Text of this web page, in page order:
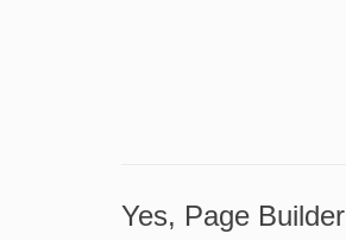
Yes, Page Builder